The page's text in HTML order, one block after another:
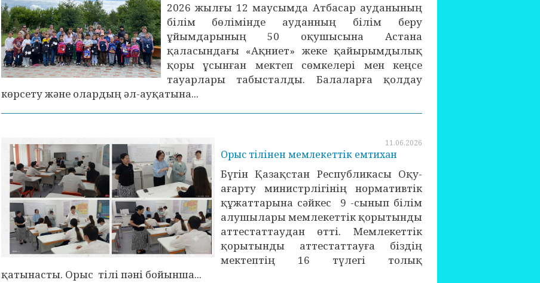
2026 жылғы 12 маусымда Атбасар ауданының
білім бөлімінде ауданның білім беру
ұйымдарының 50 оқушысына Астана
қаласындағы «Ақниет» жеке қайырымдылық
қоры ұсынған мектеп сөмкелері мен кеңсе
тауарлары табысталды. Балаларға қолдау
көрсету және олардың әл-ауқатына...
11.06.2026
Орыс тілінен мемлекеттік емтихан
Бүгін Қазақстан Республикасы Оқу-
ағарту министрлігінің нормативтік
құжаттарына сәйкес 9 -сынып білім
алушылары мемлекеттік қорытынды
аттестаттаудан өтті. Мемлекеттік
қорытынды аттестаттауға біздің
мектептің 16 түлегі толық
қатынасты. Орыс тілі пәні бойынша...